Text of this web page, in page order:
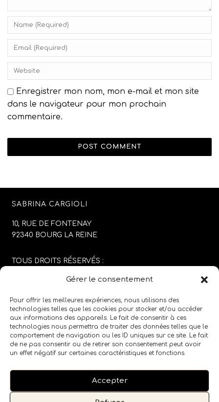
Gérer le consentement
Pour offrir les meilleures expériences, nous utilisons des
technologies telles que les cookies pour stocker et/ou accéder
aux informations des appareils. Le fait de consentir à ces
technologies nous permettra de traiter des données telles que le
comportement de navigation ou les ID uniques sur ce site. Le fait
de ne pas consentir ou de retirer son consentement peut avoir
un effet négatif sur certaines caractéristiques et fonctions.
Accepter
Enregistrer mon nom, mon e-mail et mon site
dans le navigateur pour mon prochain
commentaire.
SABRINA CARGIOLI
10, RUE DE FONTENAY
92340 BOURG LA REINE
TOUS DROITS RÉSERVÉS :
CONCEPTION DU SITE :
MENTIONS LÉGALES/CGV
SUIVEZ LE SALON SUR LES RÉSEAUX SOCIAUX